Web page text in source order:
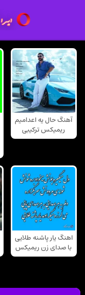
آهنگ حال یه اعدامیم
ریمیکس ترکیبی
اهنگ یار پاشنه طلایی
با صدای زن ریمیکس